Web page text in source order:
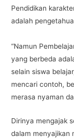
Pendidikan
adalah
“Namun
yang berbeda
selain siswa
mencari contoh,
merasa nyaman
Dirinya mengajak
dalam menyajikan